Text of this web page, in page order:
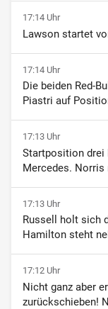
17:14 Uhr
Lawson startet
17:14 Uhr
Die beiden Red-
Piastri auf
17:13 Uhr
Startposition
Mercedes. Norris
17:13 Uhr
Russell holt sich
Hamilton steht
17:12 Uhr
Nicht ganz aber
zurückschieben!